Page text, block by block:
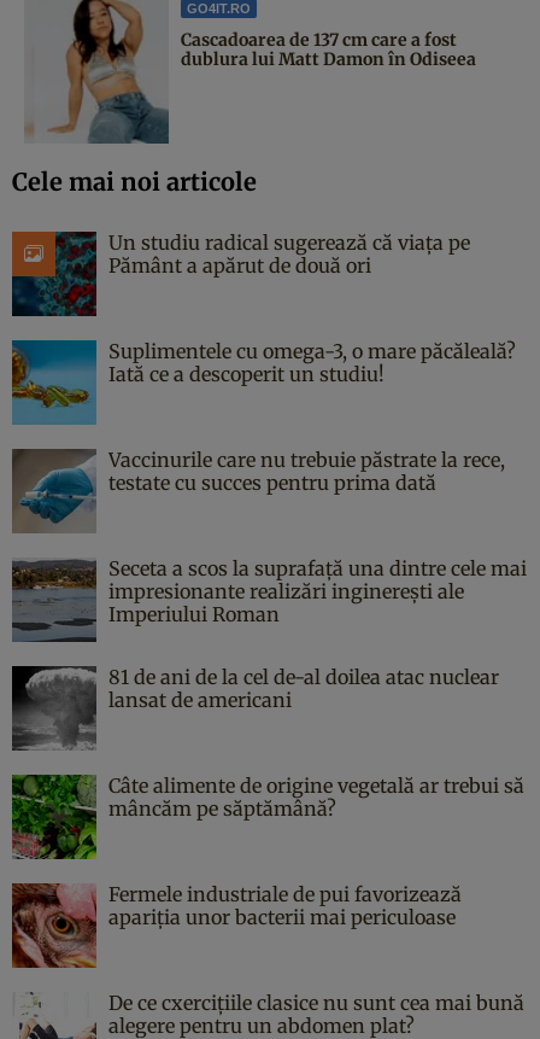
GO4IT.RO
Cascadoarea de 137 cm care a fost
dublura lui Matt Damon în Odiseea
Cele mai noi articole
Un studiu radical sugerează că viața pe
Pământ a apărut de două ori
Suplimentele cu omega-3, o mare păcăleală?
Iată ce a descoperit un studiu!
Vaccinurile care nu trebuie păstrate la rece,
testate cu succes pentru prima dată
Seceta a scos la suprafață una dintre cele mai
impresionante realizări inginerești ale
Imperiului Roman
81 de ani de la cel de-al doilea atac nuclear
lansat de americani
Câte alimente de origine vegetală ar trebui să
mâncăm pe săptămână?
Fermele industriale de pui favorizează
apariția unor bacterii mai periculoase
De ce cxercițiile clasice nu sunt cea mai bună
alegere pentru un abdomen plat?